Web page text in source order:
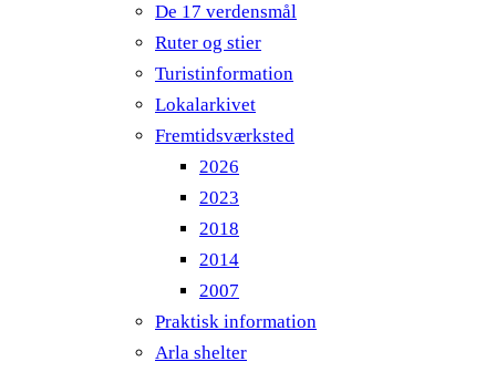
De 17 verdensmål
Ruter og stier
Turistinformation
Lokalarkivet
Fremtidsværksted
2026
2023
2018
2014
2007
Praktisk information
Arla shelter